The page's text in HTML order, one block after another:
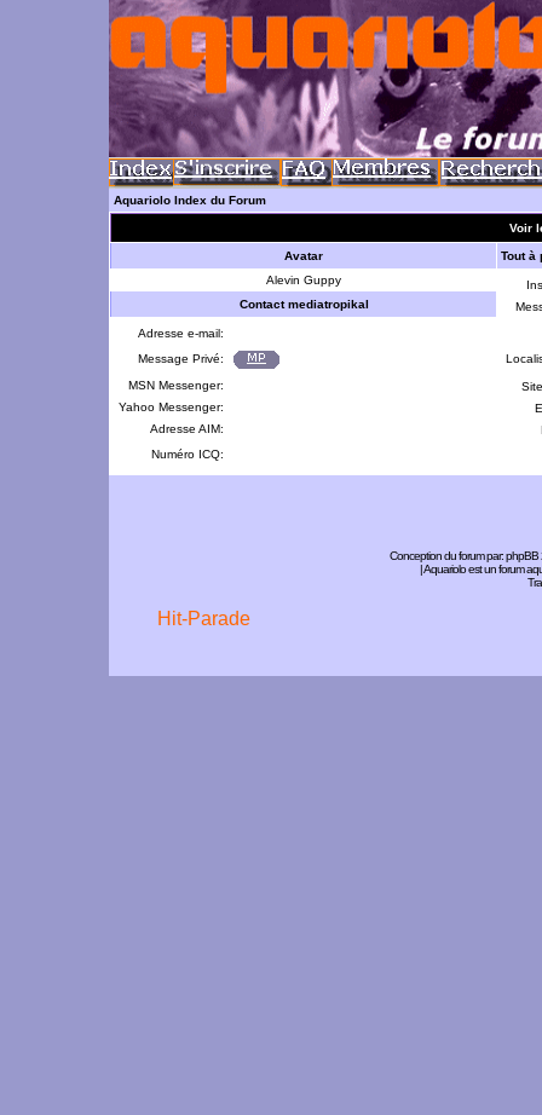
Aquariolo Index du Forum
Voir
Avatar
Tout à
Alevin Guppy
Contact mediatropikal
Adresse e-mail:
Message Privé:
MSN Messenger:
Yahoo Messenger:
Adresse AIM:
Numéro ICQ:
Conception du forum par:phpBB
| Aquariolo est un forum